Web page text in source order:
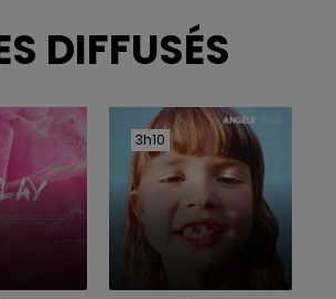
DIFFUSÉS
3h10
3h10